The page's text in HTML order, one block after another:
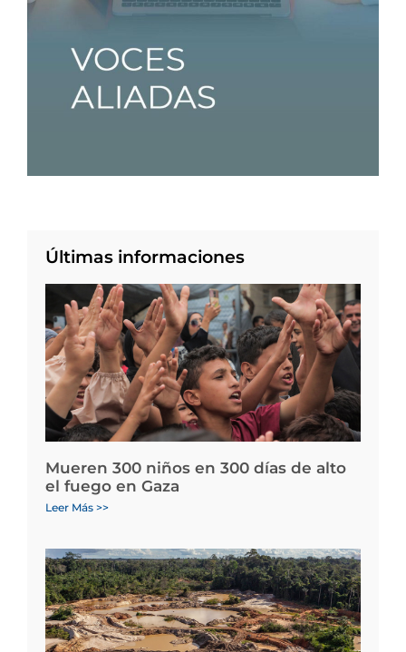
Últimas informaciones
Mueren 300 niños en 300 días de alto
el fuego en Gaza
Leer Más >>